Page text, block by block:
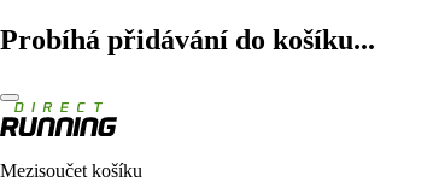
Probíhá přidávání do košíku...
Mezisoučet košíku